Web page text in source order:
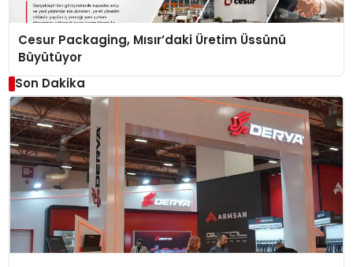
Cesur Packaging, Mısır’daki Üretim Üssünü
Büyütüyor
Son Dakika